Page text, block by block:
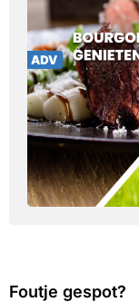
Foutje gespot?